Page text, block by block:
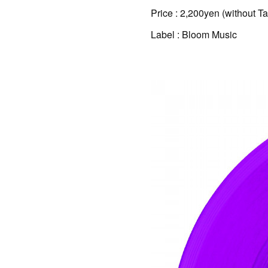
Price : 2,200yen (without
Label : Bloom Music